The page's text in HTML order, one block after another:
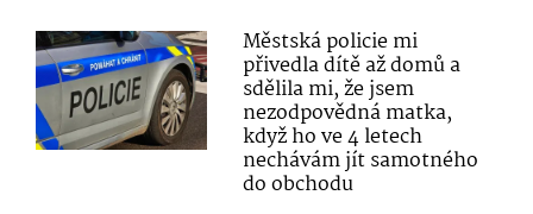
Městská policie mi
přivedla dítě až domů a
sdělila mi, že jsem
nezodpovědná matka,
když ho ve 4 letech
nechávám jít samotného
do obchodu